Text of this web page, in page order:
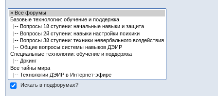
Искать в подфорумах?